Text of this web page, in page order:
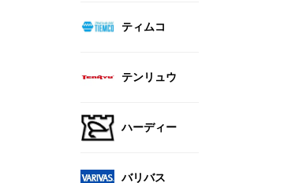
ティムコ
テンリュウ
ハーディー
バリバス